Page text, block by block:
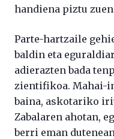
handiena piztu
Parte-hartzaile
baldin eta
adierazten bada
zientifikoa. Mahai-
baina, askotariko
Zabalaren ahotan,
berri eman